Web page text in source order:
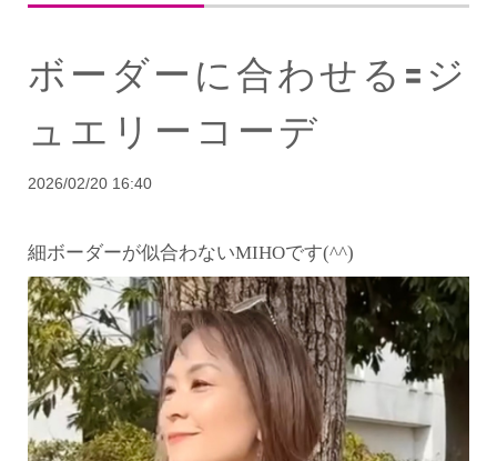
ボーダーに合わせる🟰ジ
ュエリーコーデ
2026/02/20 16:40
細ボーダーが似合わないMIHOです(^^)